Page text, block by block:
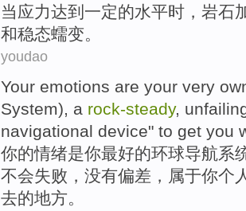
当应力达到 一定的水平时， 岩石
和稳态蠕变。
youdao
Your emotions are your very
System), a rock-steady,
navigational device" to get you
你的情绪是你最好的环球导航系
不会失败，没有偏差， 属于你个
去的地方。